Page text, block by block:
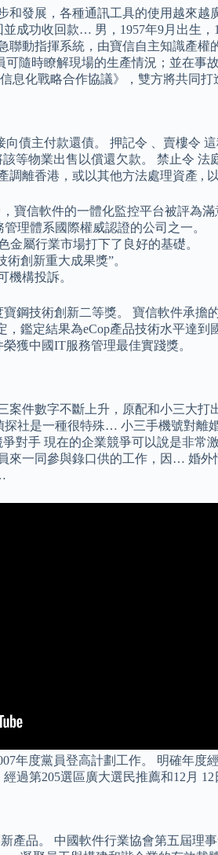
發展，各種通訊工具的使用越來
成功收回款… 男，1957年9月出生
動指揮系統，由寶信自主知識產權
隨時瞭解現場的生產情況；並在事
化戰略合作協議》，雙方將共同打
債主付款還債。 押記令 、賣樓令
物業出售以償還欠款。 禁止令
離香港，或以其他方法處理資產 , 以
寶信軟件的一體化監控平台被評為
理體系國際權威認證的公司之一。
屬行業市場打下了良好的基礎。
創新重大成果獎”。
機構投訴。
鋼技術創新二等獎。 寶信軟件承擔
鑑定結果為eCop產品技術水平達
獲中國IT服務管理最佳實踐獎。
件數字不斷上升，原配和小三大
社是一種很特殊… 小三手機號對離
對手 現在的企業競爭可以說是非
一同參與錄口供的工作，因… 婚
度黨員登高計劃工作。 明確年度
第205選區廣大選民推薦和12月
產品。 中國軟件行業協會第五屆理